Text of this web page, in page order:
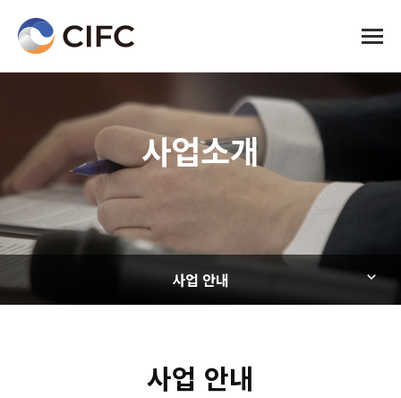
전체메
사업소개
사업 안내
사업 안내